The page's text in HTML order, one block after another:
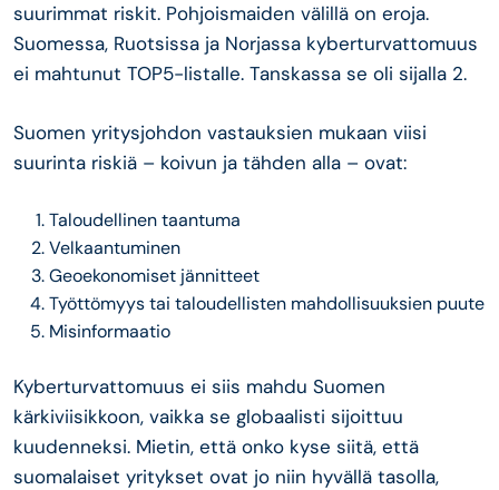
suurimmat riskit. Pohjoismaiden välillä on eroja.
Suomessa, Ruotsissa ja Norjassa kyberturvattomuus
ei mahtunut TOP5-listalle. Tanskassa se oli sijalla 2.
Suomen yritysjohdon vastauksien mukaan viisi
suurinta riskiä – koivun ja tähden alla – ovat:
Taloudellinen taantuma
Velkaantuminen
Geoekonomiset jännitteet
Työttömyys tai taloudellisten mahdollisuuksien puute
Misinformaatio
Kyberturvattomuus ei siis mahdu Suomen
kärkiviisikkoon, vaikka se globaalisti sijoittuu
kuudenneksi. Mietin, että onko kyse siitä, että
suomalaiset yritykset ovat jo niin hyvällä tasolla,